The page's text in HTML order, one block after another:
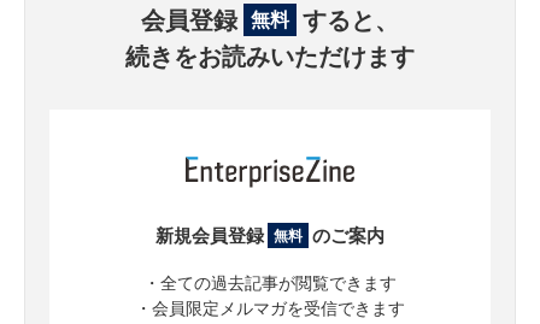
会員登録 無料 すると、
続きをお読みいただけます
新規会員登録 無料 のご案内
・全ての過去記事が閲覧できます
・会員限定メルマガを受信できます